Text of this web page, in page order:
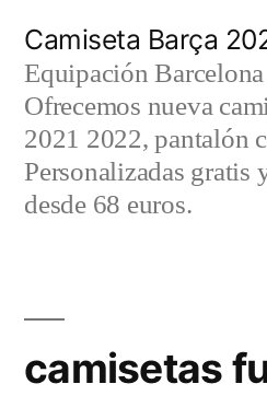
contenido
Camiseta Barça
Equipación
Ofrecemos nueva
2021 2022, pantalón
Personalizadas gratis
desde 68 euros.
camisetas